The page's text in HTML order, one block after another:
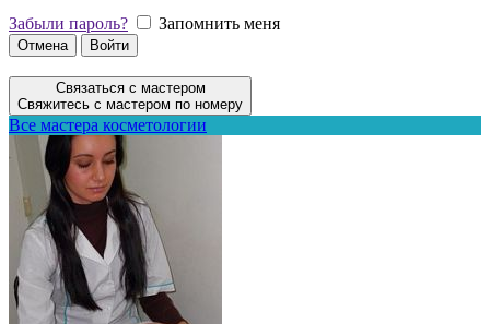
Забыли пароль? Запомнить меня
Отмена Войти
Связаться с мастером
Свяжитесь с мастером по номеру
Все мастера косметологии